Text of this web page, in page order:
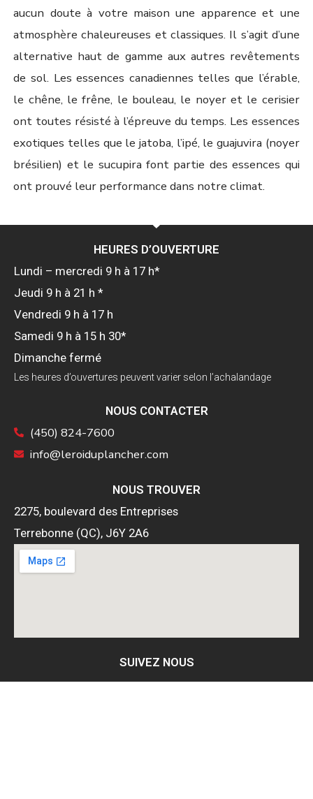
aucun doute à votre maison une apparence et une
atmosphère chaleureuses et classiques. Il s’agit d’une
alternative haut de gamme aux autres revêtements
de sol. Les essences canadiennes telles que l’érable,
le chêne, le frêne, le bouleau, le noyer et le cerisier
ont toutes résisté à l’épreuve du temps. Les essences
exotiques telles que le jatoba, l’ipé, le guajuvira (noyer
brésilien) et le sucupira font partie des essences qui
ont prouvé leur performance dans notre climat.
HEURES D’OUVERTURE
Lundi – mercredi 9 h à 17 h*
Jeudi 9 h à 21 h *
Vendredi 9 h à 17 h
Samedi 9 h à 15 h 30*
Dimanche fermé
Les heures d’ouvertures peuvent varier selon l’achalandage
NOUS CONTACTER
(450) 824-7600
info@leroiduplancher.com
NOUS TROUVER
2275, boulevard des Entreprises
Terrebonne (QC), J6Y 2A6
SUIVEZ NOUS